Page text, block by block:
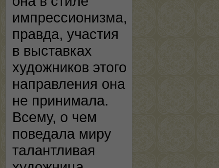
импрессионизма,
правда, участия
в выставках
художников этого
направления она
не принимала.
Всему, о чем
поведала миру
талантливая